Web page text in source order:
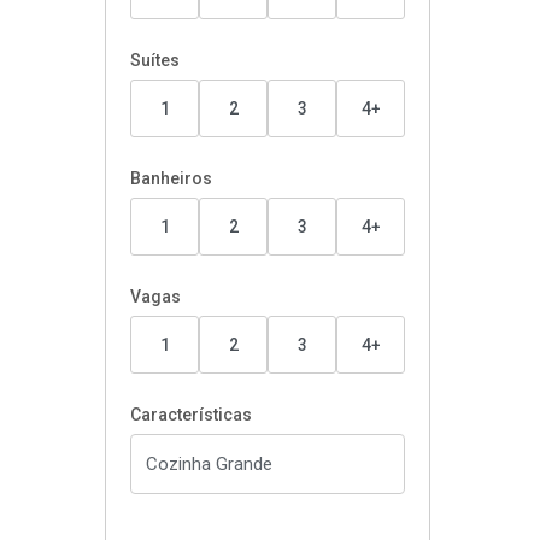
Suítes
1 2 3 4+
Banheiros
1 2 3 4+
Vagas
1 2 3 4+
Características